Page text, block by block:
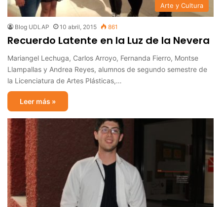
Arte y Cultura
Blog UDLAP 10 abril, 2015 861
Recuerdo Latente en la Luz de la Nevera
Mariangel Lechuga, Carlos Arroyo, Fernanda Fierro, Montse
Llampallas y Andrea Reyes, alumnos de segundo semestre de
la Licenciatura de Artes Plásticas,…
Leer más »